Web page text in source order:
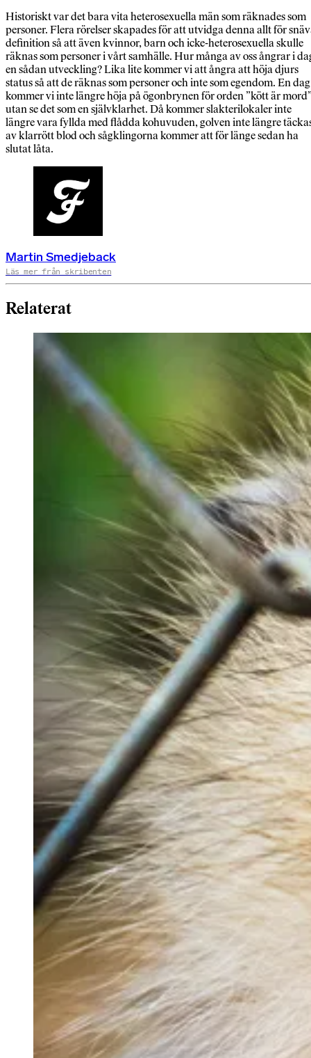
Historiskt var det bara vita hetero­sexuella män som räknades som
personer. Flera rörelser skapades för att utvidga denna allt för
definition så att även kvinnor, barn och icke-heterosexuella skulle
räknas som personer i vårt samhälle. Hur många av oss ångrar i
en sådan utveckling? Lika lite kommer vi att ångra att höja djurs
status så att de räknas som personer och inte som egendom. En dag
kommer vi inte längre höja på ögonbrynen för orden ”kött är
utan se det som en självklarhet. Då kommer slakterilokaler inte
längre vara fyllda med flådda kohuvuden, golven inte längre
av klarrött blod och sågklingorna kommer att för länge sedan ha
slutat låta.
Martin Smedjeback
Läs mer från skribenten
Relaterat